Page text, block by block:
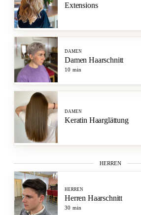
Extensions
DAMEN
Damen Haarschnitt
10 min
DAMEN
Keratin Haarglättung
HERREN
HERREN
Herren Haarschnitt
30 min